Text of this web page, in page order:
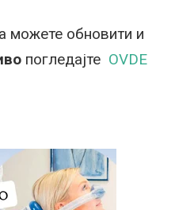
можете обновити и
погледајте OVDE